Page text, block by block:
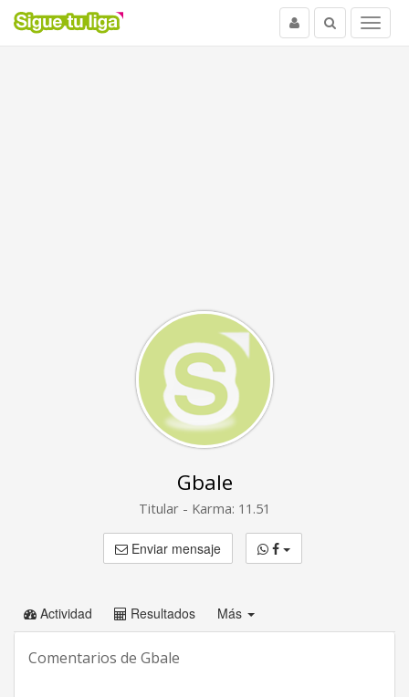
Menu
Buscar
Usuario
Gbale
Titular - Karma: 11.51
Enviar mensaje
Actividad Resultados Más
Comentarios de Gbale